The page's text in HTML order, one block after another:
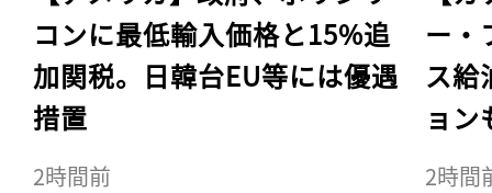
コンに最低輸入価格と15%追
加関税。日韓台EU等には優遇
措置
2時間前
ー・
ス給
ョン
2時間